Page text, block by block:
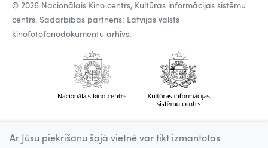
© 2026 Nacionālais Kino centrs, Kultūras informācijas sistēmu
centrs. Sadarbības partneris: Latvijas Valsts
kinofotofonodokumentu arhīvs.
Ar Jūsu piekrišanu šajā vietnē var tikt izmantotas